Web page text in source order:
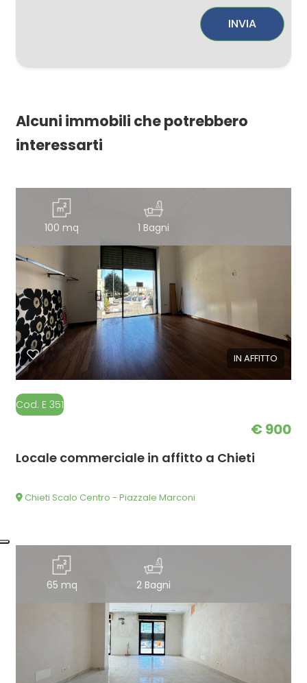
INVIA
Alcuni immobili che potrebbero
interessarti
100 mq 1 Bagni
IN AFFITTO
Cod. E 351
€ 900
Locale commerciale in affitto a Chieti
Chieti Scalo Centro - Piazzale Marconi
65 mq 2 Bagni